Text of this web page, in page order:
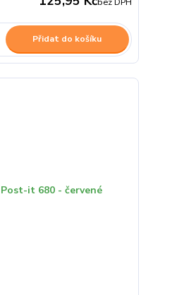
Přidat do košíku